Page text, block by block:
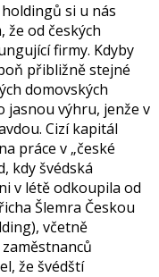
si u nás
že od českých
firmy. Kdyby
přibližně stejné
domovských
jasnou výhru, jenže v
Cizí kapitál
práce v „české
kdy švédská
v létě odkoupila od
Šlemra Českou
včetně
že švédští